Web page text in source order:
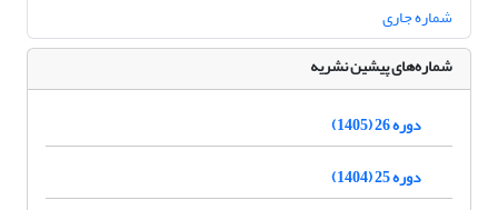
شماره جاری
شماره‌های پیشین نشریه
دوره 26 (1405)
دوره 25 (1404)